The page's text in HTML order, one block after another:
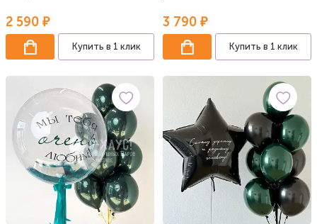
2 590 ₽
Купить в 1 клик
3 790 ₽
Купить в 1 клик